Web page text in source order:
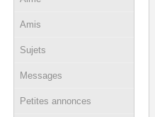
Amis
Sujets
Messages
Petites annonces